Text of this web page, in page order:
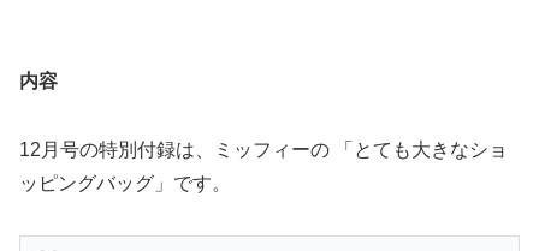
内容
12月号の特別付録は、ミッフィーの 「とても大きなショ
ッピングバッグ」です。